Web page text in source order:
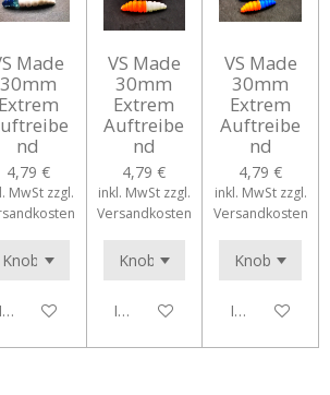
Made
30mm
Extrem
nd
4,79 €
MwSt zzgl.
In den Warenkorb
VS Made
30mm
Extrem
Auftreibe
nd
4,79 €
inkl. MwSt zzgl.
Versandkosten
In den Warenkorb
VS Made
30mm
Extrem
Auftreibe
nd
4,79 €
inkl. MwSt zzgl.
Versandkosten
In den